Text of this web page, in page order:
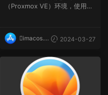
（Proxmox VE）环境，使用O
imacos.t
2024-03-27